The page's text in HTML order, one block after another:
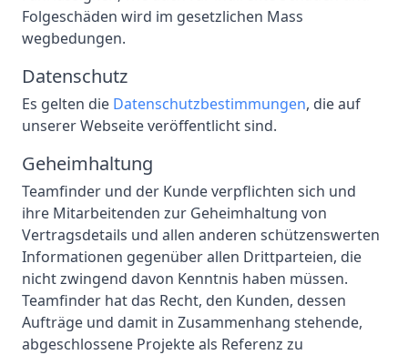
Folgeschäden wird im gesetzlichen Mass
wegbedungen.
Datenschutz
Es gelten die Datenschutzbestimmungen, die auf
unserer Webseite veröffentlicht sind.
Geheimhaltung
Teamfinder und der Kunde verpflichten sich und
ihre Mitarbeitenden zur Geheimhaltung von
Vertragsdetails und allen anderen schützenswerten
Informationen gegenüber allen Drittparteien, die
nicht zwingend davon Kenntnis haben müssen.
Teamfinder hat das Recht, den Kunden, dessen
Aufträge und damit in Zusammenhang stehende,
abgeschlossene Projekte als Referenz zu